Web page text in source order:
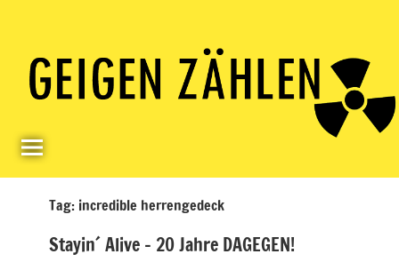
contentGeigerzähler
Tag: incredible herrengedeck
Stayin´ Alive – 20 Jahre DAGEGEN!